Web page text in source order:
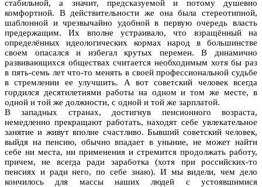
стабильной, а значит, предсказуемой и потому душевно
комфортной. В действительности же она была стереотипной,
шаблонной и чрезвычайно удобной в первую очередь власть
предержащим. Их вполне устраивало, что взращённый на
определённых идеологических кормах народ в большинстве
своем опасался и избегал крутых перемен. В динамично
развивающихся обществах считается необходимым хотя бы раз
в пять-семь лет что-то менять в своей профессиональной судьбе
в стремлении ее улучшить. А вот советский человек всегда
гордился десятилетиями работы на одном и том же месте, в
одной и той же должности, с одной и той же зарплатой.
В западных странах, достигнув пенсионного возраста,
немедленно прекращают работать, находят себе увлекательное
занятие и живут вполне счастливо. Бывший советский человек,
выйдя на пенсию, обычно впадает в уныние, не может найти
себе ни места, ни применения и стремится продолжать работу,
причем, не всегда ради заработка (хотя при российских-то
пенсиях и ради него, по себе знаю). И мы видели, чем дело
кончилось для массы наших людей с устоявшимися